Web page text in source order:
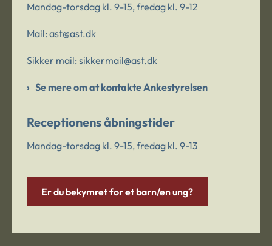
Mandag-torsdag kl. 9-15, fredag kl. 9-12
Mail: ast@ast.dk
Sikker mail: sikkermail@ast.dk
Se mere om at kontakte Ankestyrelsen
Receptionens åbningstider
Mandag-torsdag kl. 9-15, fredag kl. 9-13
Er du bekymret for et barn/en ung?